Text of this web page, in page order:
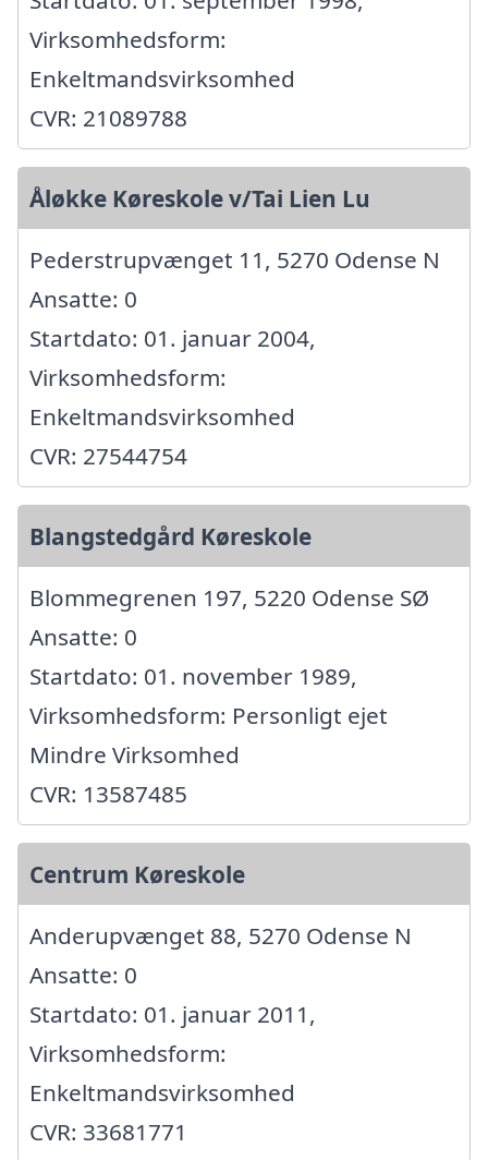
Virksomhedsform:
Enkeltmandsvirksomhed
CVR: 21089788
Åløkke Køreskole v/Tai Lien Lu
Pederstrupvænget 11, 5270 Odense N
Ansatte: 0
Startdato: 01. januar 2004,
Virksomhedsform:
Enkeltmandsvirksomhed
CVR: 27544754
Blangstedgård Køreskole
Blommegrenen 197, 5220 Odense SØ
Ansatte: 0
Startdato: 01. november 1989,
Virksomhedsform: Personligt ejet
Mindre Virksomhed
CVR: 13587485
Centrum Køreskole
Anderupvænget 88, 5270 Odense N
Ansatte: 0
Startdato: 01. januar 2011,
Virksomhedsform:
Enkeltmandsvirksomhed
CVR: 33681771